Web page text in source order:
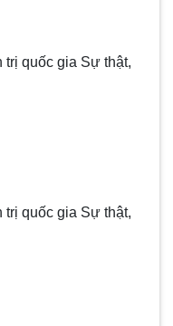
trị quốc gia Sự thật,
trị quốc gia Sự thật,